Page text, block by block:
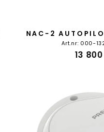
NAC-2
Art.nr: 000-
13